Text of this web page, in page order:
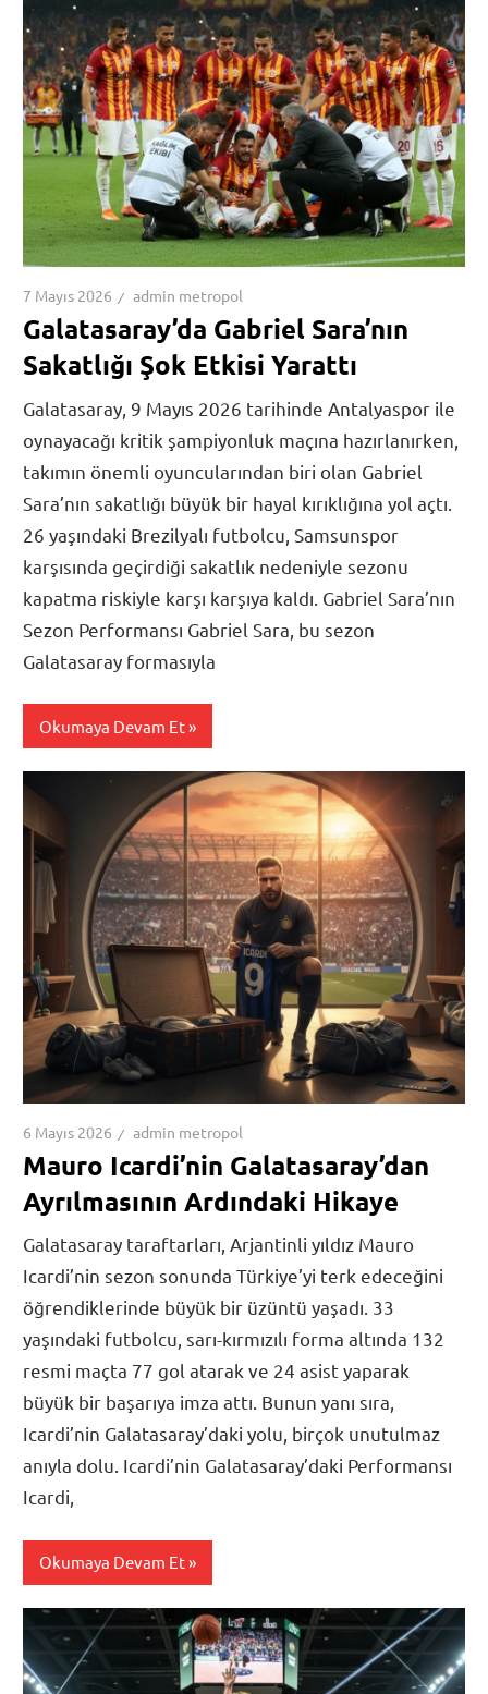
7 Mayıs 2026 admin metropol
Galatasaray’da Gabriel Sara’nın
Sakatlığı Şok Etkisi Yarattı
Galatasaray, 9 Mayıs 2026 tarihinde Antalyaspor ile
oynayacağı kritik şampiyonluk maçına hazırlanırken,
takımın önemli oyuncularından biri olan Gabriel
Sara’nın sakatlığı büyük bir hayal kırıklığına yol açtı.
26 yaşındaki Brezilyalı futbolcu, Samsunspor
karşısında geçirdiği sakatlık nedeniyle sezonu
kapatma riskiyle karşı karşıya kaldı. Gabriel Sara’nın
Sezon Performansı Gabriel Sara, bu sezon
Galatasaray formasıyla
Okumaya Devam Et
6 Mayıs 2026 admin metropol
Mauro Icardi’nin Galatasaray’dan
Ayrılmasının Ardındaki Hikaye
Galatasaray taraftarları, Arjantinli yıldız Mauro
Icardi’nin sezon sonunda Türkiye’yi terk edeceğini
öğrendiklerinde büyük bir üzüntü yaşadı. 33
yaşındaki futbolcu, sarı-kırmızılı forma altında 132
resmi maçta 77 gol atarak ve 24 asist yaparak
büyük bir başarıya imza attı. Bunun yanı sıra,
Icardi’nin Galatasaray’daki yolu, birçok unutulmaz
anıyla dolu. Icardi’nin Galatasaray’daki Performansı
Icardi,
Okumaya Devam Et